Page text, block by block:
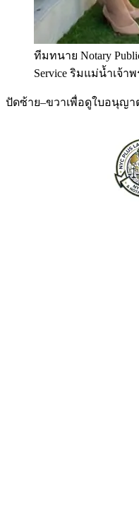
ทีมทนาย Notary
Service ริมแม่น้ำเจ้า
ปัดซ้าย–ขวาเพื่อดูใบอนุญา